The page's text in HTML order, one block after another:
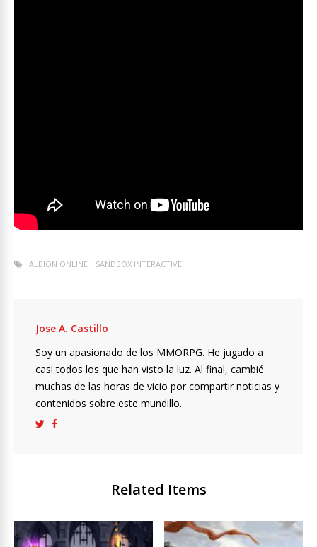
ALBION ONLINE SANDBOX INTERACTIVE
Jose A. Castillo
Soy un apasionado de los MMORPG. He jugado a
casi todos los que han visto la luz. Al final, cambié
muchas de las horas de vicio por compartir noticias y
contenidos sobre este mundillo.
Related Items